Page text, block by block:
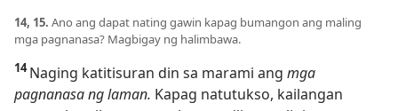
14, 15. Ano ang dapat nating gawin kapag bumangon ang maling
mga pagnanasa? Magbigay ng halimbawa.
14Naging katitisuran din sa marami ang mga
pagnanasa ng laman. Kapag natutukso, kailangan